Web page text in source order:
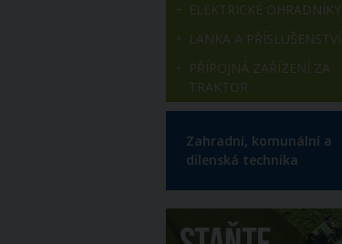
ELEKTRICKÉ OHRADNÍKY
LANKA A PŘÍSLUŠENSTVÍ
PŘÍPOJNÁ ZAŘÍZENÍ ZA
TRAKTOR
Zahradní, komunální a
dílenská technika